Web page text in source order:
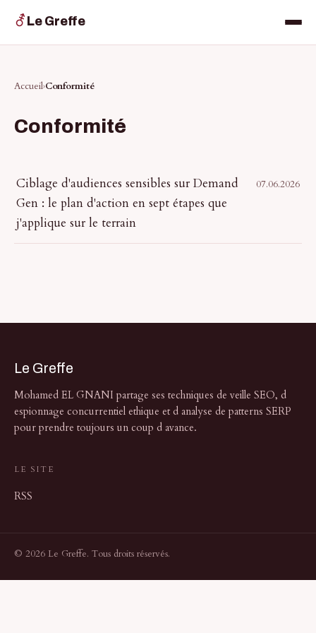
⚦ Le Greffe
Accueil Conformité
Conformité
Ciblage d'audiences sensibles sur Demand
Gen : le plan d'action en sept étapes que
j'applique sur le terrain
07.06.2026
Le Greffe
Mohamed EL GNANI partage ses techniques de veille SEO, d
espionnage concurrentiel ethique et d analyse de patterns SERP
pour prendre toujours un coup d avance.
LE SITE
RSS
© 2026 Le Greffe. Tous droits réservés.